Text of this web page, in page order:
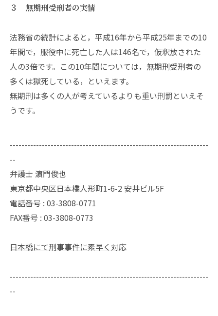
３ 無期刑受刑者の実情
法務省の統計によると，平成16年から平成25年までの10
年間で，服役中に死亡した人は146名で，仮釈放された
人の3倍です。この10年間については，無期刑受刑者の
多くは獄死している，といえます。
無期刑は多くの人が考えているよりも重い刑罰といえそ
うです。
--------------------------------------------------------------------
--
弁護士 濵門俊也
東京都中央区日本橋人形町1-6-2 安井ビル5F
電話番号 : 03-3808-0771
FAX番号 : 03-3808-0773
日本橋にて刑事事件に素早く対応
--------------------------------------------------------------------
--